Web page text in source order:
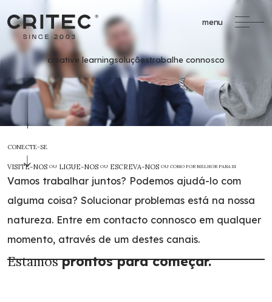
creative learningsoluçõestrabalhe connosco
menu
Oportunidades de Financiamento
Um serviço completode apoio à
formação financiada.
Estamosprontos para começar.
CONECTE-SE
VISITE-NOS OU LIGUE-NOS OU ESCREVA-NOS OU COMO FOR MELHOR PARA SI
Vamos trabalhar juntos? Podemos ajudá-lo com
alguma coisa? Solucionar problemas está na nossa
natureza. Entre em contacto connosco em qualquer
momento, através de um destes canais.